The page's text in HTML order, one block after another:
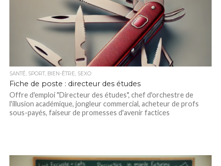
SANTÉ, SPORT, BIEN-ÊTRE, SEXO
Fiche de poste : directeur des études
Offre d'emploi "Directeur des études", chef d'orchestre de
l'illusion académique, jongleur commercial, acheteur de profs
sous-payés, faiseur de promesses d'avenir factices